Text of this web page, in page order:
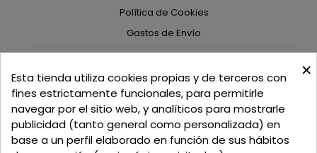
Política de Cookies
Gastos de Envío
C/ Delgadillo Nº 7 - Local 1 - 45600
Talavera de la Reina - Toledo - (España)
Llamadnos:+34 925 82 02 19 o625 654 791
Email: curtidosytapicerias@gmail.com
×
Esta tienda utiliza cookies propias y de terceros con
fines estrictamente funcionales, para permitirle
navegar por el sitio web, y analíticos para mostrarle
publicidad (tanto general como personalizada) en
base a un perfil elaborado en función de sus hábitos